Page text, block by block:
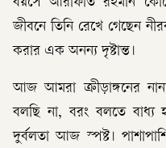
বয়সে আরাফাত রহমান
জীবনে তিনি রেখে গেছেন
করার এক অনন্য দৃষ্টান্ত।
আজ আমরা ক্রীড়াঙ্গনের
বলছি না, বরং বলতে বাধ্য
দুর্বলতা আজ স্পষ্ট।